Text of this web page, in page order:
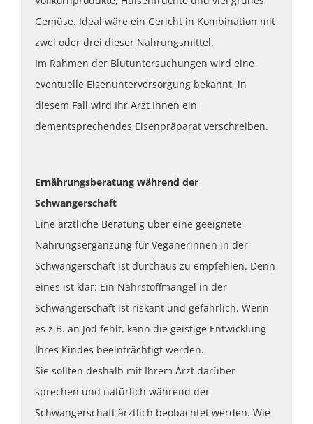
Gemüse. Ideal wäre ein Gericht in Kombination mit
zwei oder drei dieser Nahrungsmittel.
Im Rahmen der Blutuntersuchungen wird eine
eventuelle Eisenunterversorgung bekannt, in
diesem Fall wird Ihr Arzt Ihnen ein
dementsprechendes Eisenpräparat verschreiben.
Ernährungsberatung während der
Schwangerschaft
Eine ärztliche Beratung über eine geeignete
Nahrungsergänzung für Veganerinnen in der
Schwangerschaft ist durchaus zu empfehlen. Denn
eines ist klar: Ein Nährstoffmangel in der
Schwangerschaft ist riskant und gefährlich. Wenn
es z.B. an Jod fehlt, kann die geistige Entwicklung
Ihres Kindes beeinträchtigt werden.
Sie sollten deshalb mit Ihrem Arzt darüber
sprechen und natürlich während der
Schwangerschaft ärztlich beobachtet werden. Wie